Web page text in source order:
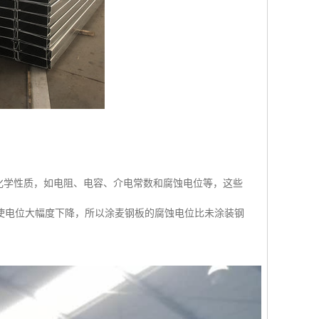
性质，如电阻、电容、介电常数和腐蚀电位等，这些
位大幅度下降，所以涂麦钢板的腐蚀电位比未涂装钢